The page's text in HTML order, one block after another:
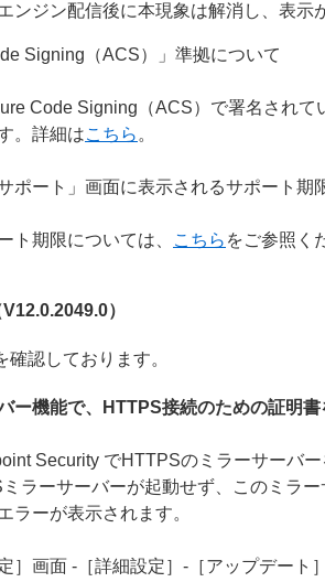
ンジン配信後に本現象は解消し、表示
Signing（ACS）」準拠について
Code Signing（ACS）で署名され
。詳細はこちら 。
サポート」画面に表示されるサポート
ト期限については、 こちら をご参照く
）
確認しております。
ー機能で、HTTPS接続のための証明
Security でHTTPSのミラーサーバ
ラーサーバーが起動せず、このミラ
ラーが表示されます。
］画面 -［詳細設定］-［アップデー